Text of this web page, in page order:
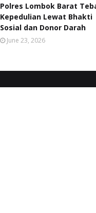
Polres Lombok Barat
Kepedulian Lewat Bhakti
Sosial dan Donor Darah
June 23, 2026